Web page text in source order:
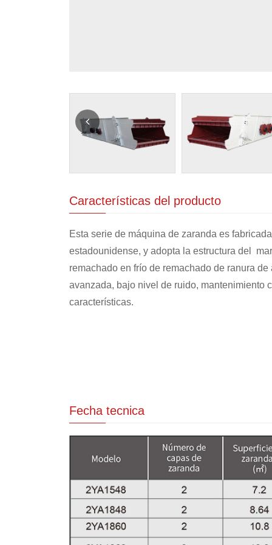
Características del producto
Esta serie de máquina de zaranda es
estadounidense, y adopta la estructura del
remachado en frío de remachado de ranura
avanzada, bajo nivel de ruido, mantenimiento
características.
Fecha tecnica